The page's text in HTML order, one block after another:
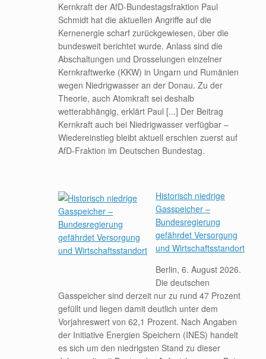
Kernkraft der AfD-Bundestagsfraktion Paul
Schmidt hat die aktuellen Angriffe auf die
Kernenergie scharf zurückgewiesen, über die
bundesweit berichtet wurde. Anlass sind die
Abschaltungen und Drosselungen einzelner
Kernkraftwerke (KKW) in Ungarn und Rumänien
wegen Niedrigwasser an der Donau. Zu der
Theorie, auch Atomkraft sei deshalb
wetterabhängig, erklärt Paul [...] Der Beitrag
Kernkraft auch bei Niedrigwasser verfügbar –
Wiedereinstieg bleibt aktuell erschien zuerst auf
AfD-Fraktion im Deutschen Bundestag.
Historisch niedrige
Gasspeicher –
Bundesregierung
gefährdet Versorgung
und Wirtschaftsstandort
Berlin, 6. August 2026.
Die deutschen
Gasspeicher sind derzeit nur zu rund 47 Prozent
gefüllt und liegen damit deutlich unter dem
Vorjahreswert von 62,1 Prozent. Nach Angaben
der Initiative Energien Speichern (INES) handelt
es sich um den niedrigsten Stand zu dieser